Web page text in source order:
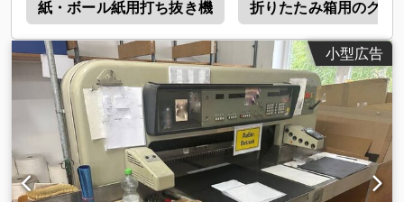
紙・ボール紙用打ち抜き機 折りたたみ箱用のグル
小型広告